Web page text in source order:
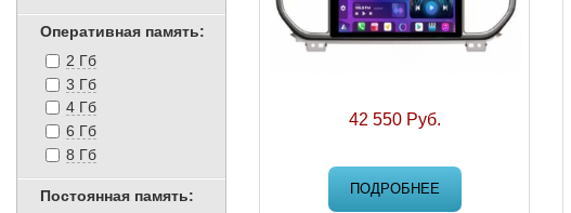
42 550 Руб.
ПОДРОБНЕЕ
Оперативная память:
2 Гб
3 Гб
4 Гб
6 Гб
8 Гб
Постоянная память: